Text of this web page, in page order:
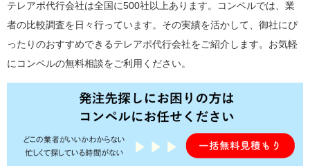
テレアポ代行会社は全国に500社以上あります。コンペルでは、業
者の比較調査を日々行っています。その実績を活かして、御社にぴ
ったりのおすすめできるテレアポ代行会社をご紹介します。お気軽
にコンペルの無料相談をご利用ください。